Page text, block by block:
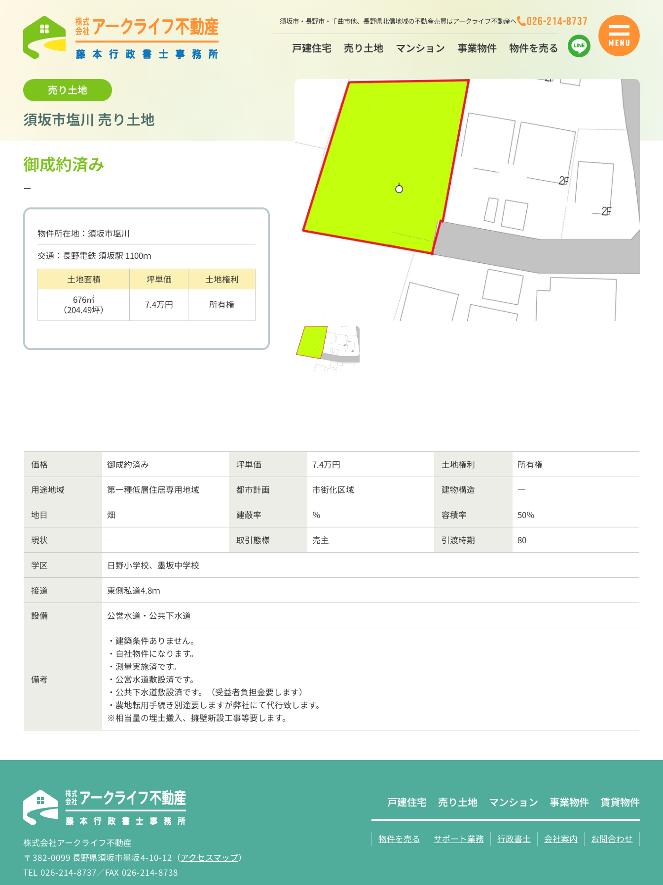
須坂市・長野市・千曲市他、 長野県北信地域の不動産売買はアークライフ不動産へ
戸建住宅 売り土地 マンション 事業物件 物件を売る
026-214-8737
売り土地
須坂市塩川 売り土地
御成約済み
ー
物件所在地：須坂市塩川
交通：長野電鉄 須坂駅 1100ｍ
土地面積
坪単価
土地権利
676㎡
（204.49坪）
7.4万円 所有権
価格 御成約済み 坪単価 7.4万円 土地権利 所有権
用途地域 第一種低層住居専用地域 都市計画 市街化区域 建物構造 ―
地目 畑 建蔽率 ％ 容積率 50％
現状 ― 取引態様 売主 引渡時期 80
学区 日野小学校、墨坂中学校
接道 東側私道4.8ｍ
設備 公営水道・公共下水道
備考
・建築条件ありません。
・自社物件になります。
・測量実施済です。
・公営水道敷設済です。
・公共下水道敷設済です。（受益者負担金要します）
・農地転用手続き別途要しますが弊社にて代行致します。
※相当量の埋土搬入、擁壁新設工事等要します。
株式会社アークライフ不動産
〒 382-0099 長野県須坂市墨坂4-10-12 （アクセスマップ）
TEL 026-214-8737／FAX 026-214-8738
戸建住宅 売り土地 マンション 事業物件 賃貸物件
物件を売る サポート業務 行政書士 会社案内 お問合わせ
戸建住宅 売り土地 マンション 事業物件 賃貸物件
物件を売る サポート業務 行政書士 会社案内
お客様の声 よくある質問 個人情報保護方針
026-214-8737